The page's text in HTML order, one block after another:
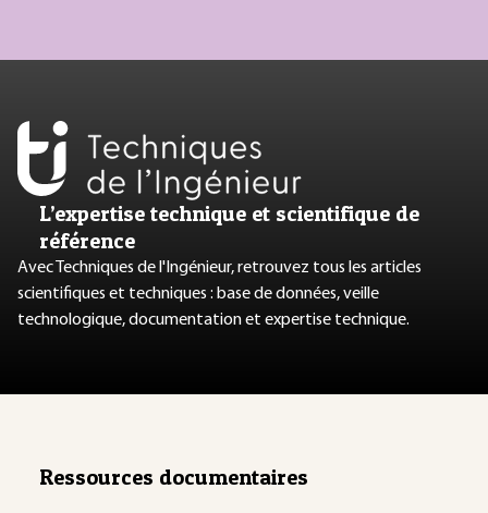
L’expertise technique et scientifique de
référence
Avec Techniques de l'Ingénieur, retrouvez tous les articles
scientifiques et techniques : base de données, veille
technologique, documentation et expertise technique.
Ressources documentaires